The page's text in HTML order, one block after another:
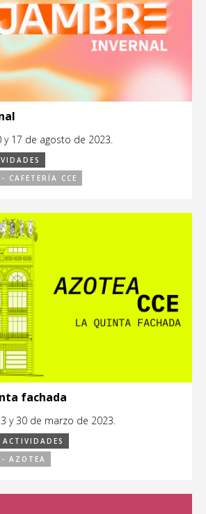
y 17 de agosto de 2023.
CAFETERÍA CCE
fachada
y 30 de marzo de 2023.
ACTIVIDADES
- AZOTEA